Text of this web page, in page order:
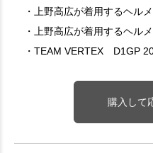
・上野高広が着用するヘル
・上野高広が着用するヘル
・TEAM VERTEX D1GP
購入して